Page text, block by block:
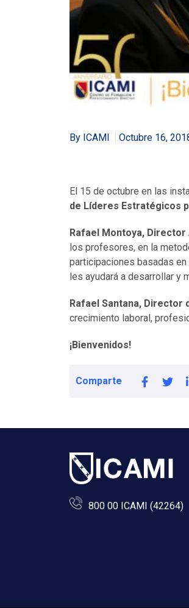
By ICAMI Octubre 16,
El 15 de octubre en las
de Líderes Estratégicos
Rafael Montoya, Director
los profesores, en la
participaciones basadas
les ayudará a desarrollar y
Rafael Santana, Director
crecimiento laboral,
¡Bienvenidos!
Comparte
800 00 ICAMI (42264)